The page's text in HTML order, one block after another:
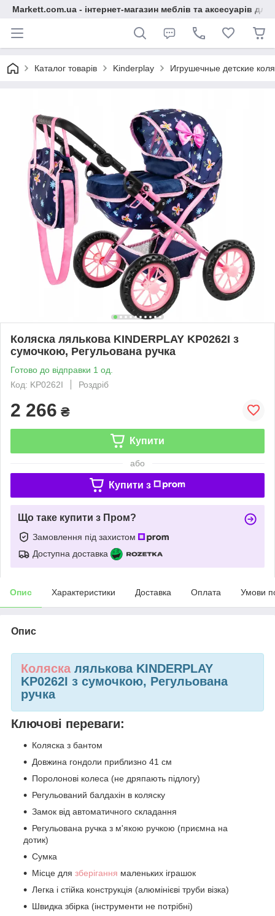
Markett.com.ua - інтернет-магазин меблів та аксесуарів для
Каталог товарів Kinderplay Игрушечные детские
Коляска лялькова KINDERPLAY KP0262I з
сумочкою, Регульована ручка
Готово до відправки 1 од.
Код: KP0262I
Роздріб
2 266 ₴
Купити
або
Купити з
Що таке купити з Пром?
Замовлення під захистом
Доступна доставка
Опис Характеристики Доставка Оплата Умови
Опис
Коляска лялькова KINDERPLAY
KP0262I з сумочкою, Регульована
ручка
Ключові переваги:
Коляска з бантом
Довжина гондоли приблизно 41 см
Поролонові колеса (не дряпають підлогу)
Регульований балдахін в коляску
Замок від автоматичного складання
Регульована ручка з м'якою ручкою (приємна на
дотик)
Сумка
Місце для зберігання маленьких іграшок
Легка і стійка конструкція (алюмінієві труби візка)
Швидка збірка (інструменти не потрібні)